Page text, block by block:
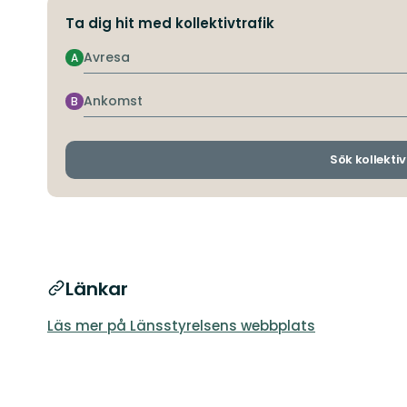
Ta dig hit med kollektivtrafik
Avresa
A
Ankomst
B
Sök
Länkar
Läs mer på Länsstyrelsens webbplats